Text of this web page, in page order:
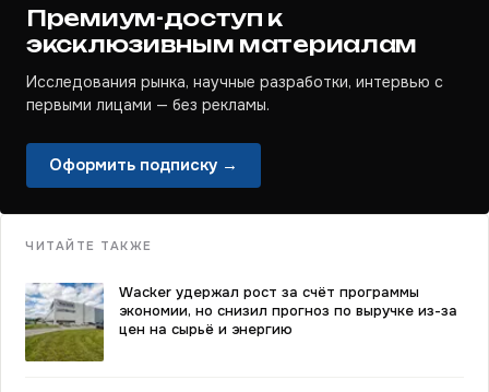
Премиум-доступ к
эксклюзивным материалам
Исследования рынка, научные разработки, интервью с
первыми лицами — без рекламы.
Оформить подписку →
ЧИТАЙТЕ ТАКЖЕ
Wacker удержал рост за счёт программы
экономии, но снизил прогноз по выручке из-за
цен на сырьё и энергию